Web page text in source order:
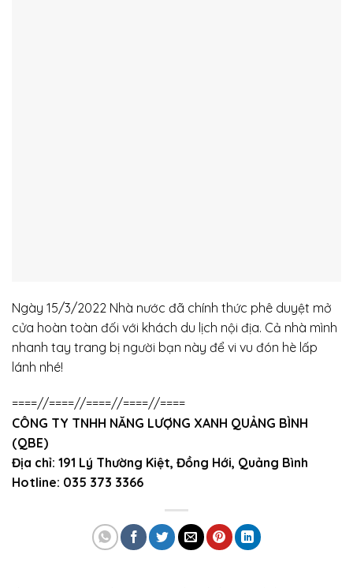
Ngày 15/3/2022 Nhà nước đã chính thức phê duyệt mở
cửa hoàn toàn đối với khách du lịch nội địa. Cả nhà mình
nhanh tay trang bị người bạn này để vi vu đón hè lấp
lánh nhé!
====//====//====//====//====
CÔNG TY TNHH NĂNG LƯỢNG XANH QUẢNG BÌNH
(QBE)
Địa chỉ: 191 Lý Thường Kiệt, Đồng Hới, Quảng Bình
Hotline: 035 373 3366